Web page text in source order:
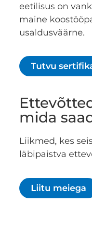
eetilisus on
maine
usaldusväärne.
Tutvu
mida
Liikmed, kes
läbipaistva
Liitu meiega